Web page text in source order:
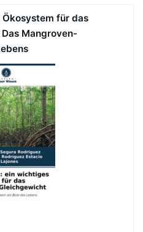
für das
Mangroven-